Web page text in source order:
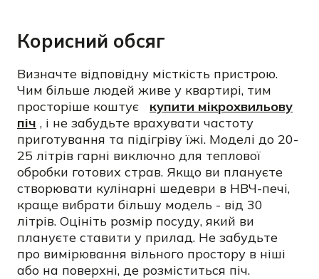
Корисний обсяг
Визначте відповідну місткість пристрою.
Чим більше людей живе у квартирі, тим
просторіше коштує
купити мікрохвильову
піч , і не забудьте врахувати частоту
приготування та підігріву їжі. Моделі до 20-
25 літрів гарні виключно для теплової
обробки готових страв. Якщо ви плануєте
створювати кулінарні шедеври в НВЧ-печі,
краще вибрати більшу модель - від 30
літрів. Оцініть розмір посуду, який ви
плануєте ставити у прилад. Не забудьте
про вимірювання вільного простору в ніші
або на поверхні, де розміститься піч.